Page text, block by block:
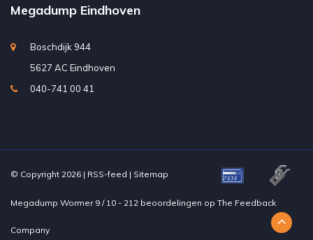
Megadump Eindhoven
Boschdijk 944
5627 AC Eindhoven
040-741 00 41
© Copyright 2026 | RSS-feed | Sitemap
Megadump Wormer 9 / 10 - 212 beoordelingen op The Feedback
Company